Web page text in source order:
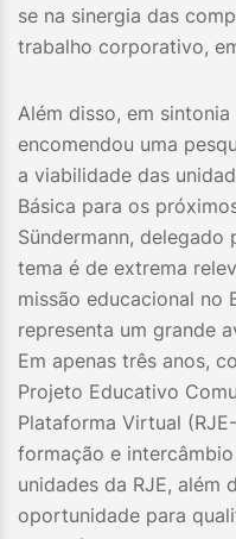
se na sinergia das
trabalho corporativo,
Além disso, em sintonia
encomendou uma
a viabilidade das
Básica para os
Sündermann, delegado
tema é de extrema
missão educacional no
representa um grande
Em apenas três anos,
Projeto Educativo
Plataforma Virtual
formação e
unidades da RJE, além
oportunidade para